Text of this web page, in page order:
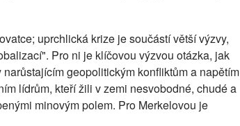
uprchlická krize je součástí větší výzvy,
Pro ni je klíčovou výzvou otázka, jak
geopolitickým konfliktům a
lídrům, kteří žili v zemi nesvobodné, chudé a
minovým polem. Pro Merkelovou je